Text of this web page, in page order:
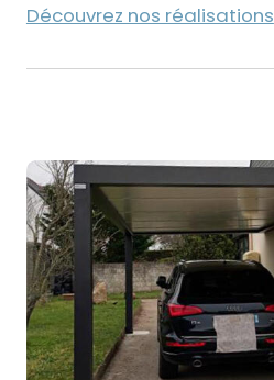
Découvrez nos réalisations